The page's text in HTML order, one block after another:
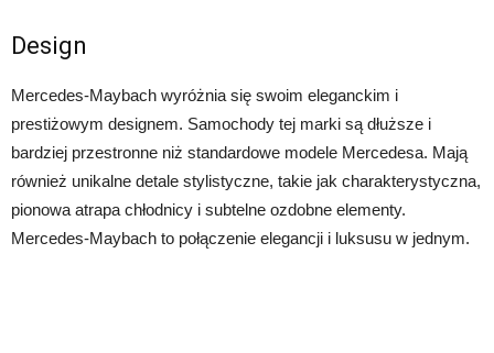
Design
Mercedes-Maybach wyróżnia się swoim eleganckim i
prestiżowym designem. Samochody tej marki są dłuższe i
bardziej przestronne niż standardowe modele Mercedesa. Mają
również unikalne detale stylistyczne, takie jak charakterystyczna,
pionowa atrapa chłodnicy i subtelne ozdobne elementy.
Mercedes-Maybach to połączenie elegancji i luksusu w jednym.